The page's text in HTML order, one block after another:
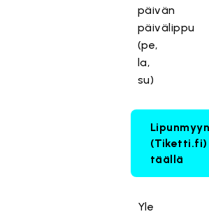
päivän
päivälippu
(pe,
la,
su)
(Tiketti.fi)
täällä
Yle